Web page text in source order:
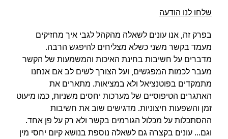
שלחו לנו הודעה
בפרק זה, אנו עונים לשאלה מהקהל לגבי איך מחזיקים
מעמד בקשר משני כשלא מצליחים להיפגש הרבה.
מדברים על חשיבות בחינת האיכות והמשמעות של הקשר
מעבר לכמות המפגשים, ועל הצורך לשים לב אם אנחנו
מתמקדים בפוטנציאל ולא במציאות. מתארים את
האתגרים הטיפוסיים של מערכות יחסים משניות, כמו מיעוט
זמן והשפעות חיצוניות. מדגישים שוב את חשיבות
ההסתכלות על מכלול הגורמים בקשר ולא רק על פן אחד.
וגם... עונים בקצרה גם לשאלה נוספת בנושא קיום יחסי מין